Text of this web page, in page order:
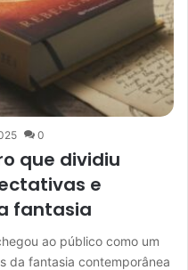
0
que dividiu
e
fantasia
ao público como um
da fantasia contemporânea